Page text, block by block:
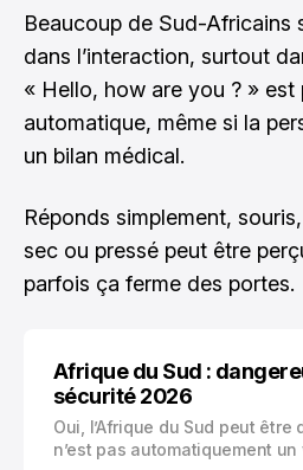
Beaucoup de Sud-Africains
dans l’interaction, surtout
« Hello, how are you ? » est
automatique, même si la
un bilan médical.
Réponds simplement,
sec ou pressé peut être
parfois ça ferme des portes.
Afrique du Sud :
sécurité 2026
Oui, l’Afrique du Sud peut être
n’est pas automatiquement un